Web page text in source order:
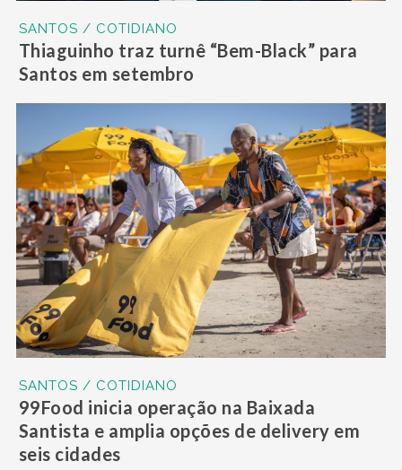
SANTOS / COTIDIANO
Thiaguinho traz turnê “Bem-Black” para
Santos em setembro
SANTOS / COTIDIANO
99Food inicia operação na Baixada
Santista e amplia opções de delivery em
seis cidades